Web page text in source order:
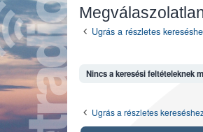
Ugrás a részletes
Nincs a keresési feltételeknek
Ugrás a részletes